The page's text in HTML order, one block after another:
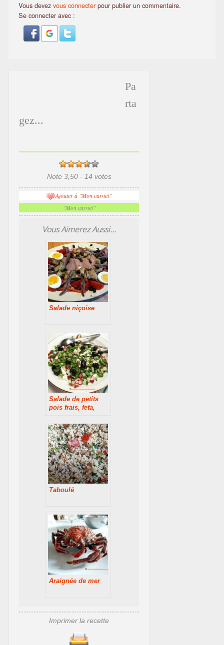
Vous devez vous connecterpour publier un commentaire.
Se connecter avec :
Pa
rta
gez...
Note 3,50 - 14 votes
Ajouter à "Mon carnet"
"Mon carnet"
Vous Aimerez Aussi...
Salade niçoise
Salade de petits
pois frais, feta,
Taboulé
Araignée de mer
Imprimer la recette